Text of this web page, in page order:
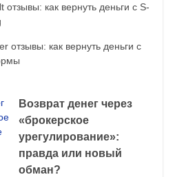
отзывы: как вернуть деньги с S-
отзывы: как вернуть деньги с
Возврат денег через
«брокерское
урегулирование»:
правда или новый
обман?